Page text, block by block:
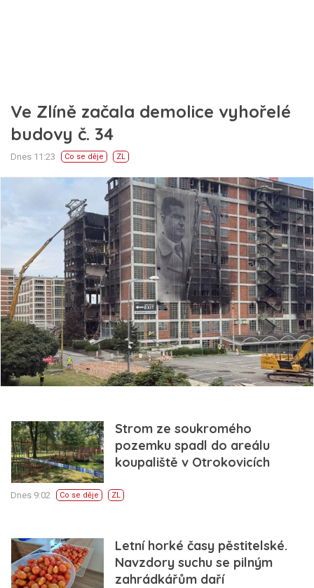
Ve Zlíně začala demolice vyhořelé
budovy č. 34
Dnes 11:23 Co se děje ZL
Strom ze soukromého
pozemku spadl do areálu
koupaliště v Otrokovicích
Dnes 9:02 Co se děje ZL
Letní horké časy pěstitelské.
Navzdory suchu se pilným
zahrádkářům daří